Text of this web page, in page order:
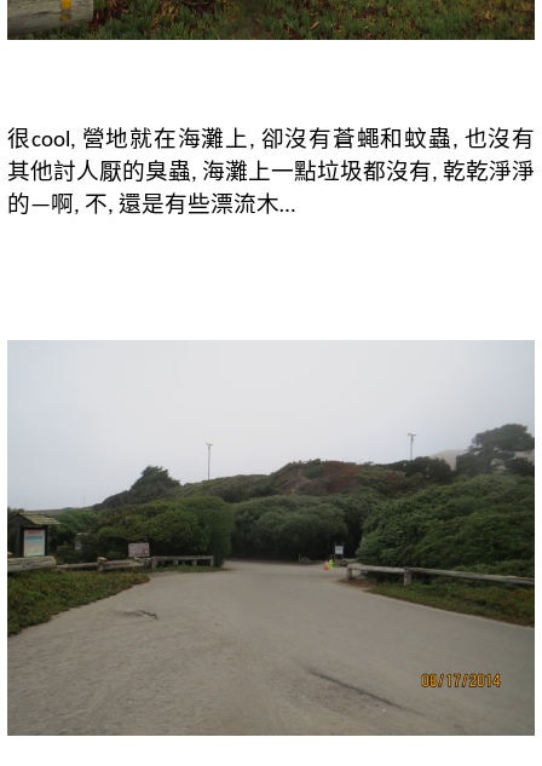
很cool, 營地就在海灘上 , 卻沒有蒼蠅和蚊蟲, 也沒有
其他討人厭的臭蟲, 海灘上一點垃圾都沒有, 乾乾淨淨
的—啊, 不, 還是有些漂流木…